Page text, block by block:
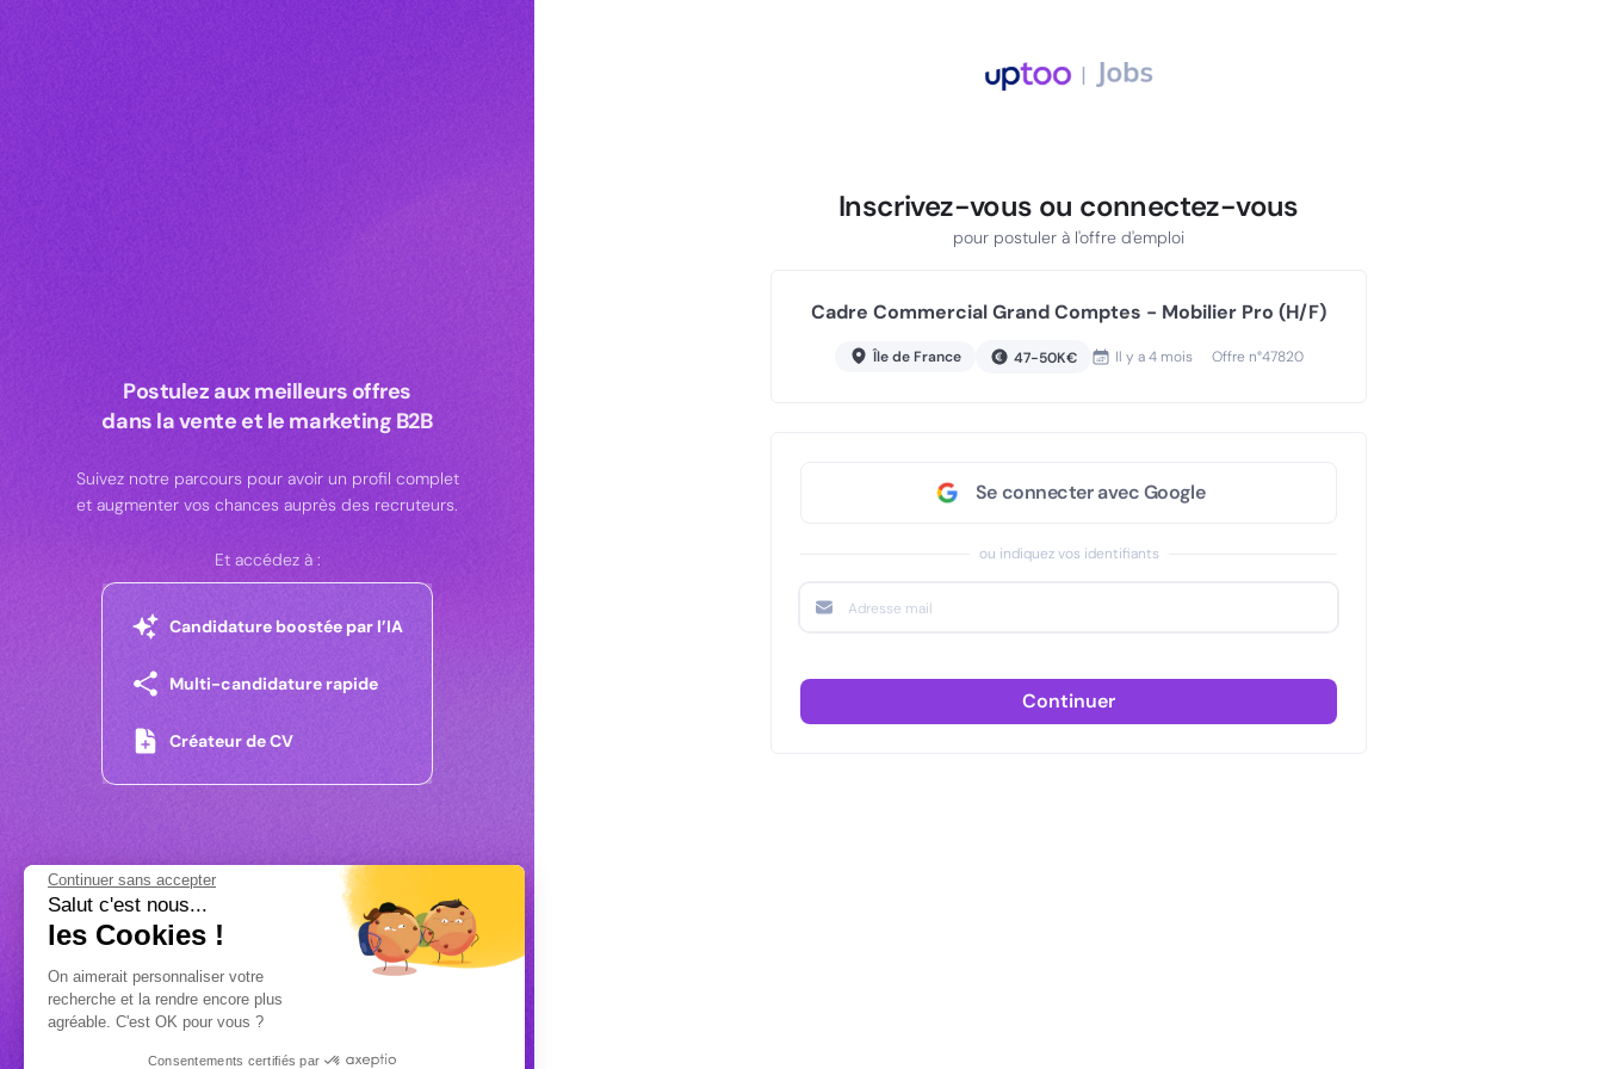
Continuer sans accepter
Salut c'est nous...
les Cookies !
On aimerait personnaliser votre
recherche et la rendre encore plus
agréable. C'est OK pour vous ?
Consentements certifiés par
Postulez aux meilleurs offres
dans la vente et le marketing B2B
Suivez notre parcours pour avoir un profil complet
et augmenter vos chances auprès des recruteurs.
Et accédez à :
Candidature boostée par l’IA
Multi-candidature rapide
Créateur de CV
Inscrivez-vous ou connectez-vous
pour postuler à l'offre d'emploi
Cadre Commercial Grand Comptes - Mobilier Pro (H/F)
Île de France 47-50K€ Il y a4 mois Offre n°47820
Se connecter avec Google
ou indiquez vos identifiants
Continuer